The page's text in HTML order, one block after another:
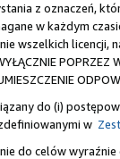
z oznaczeń,
w każdym
wszelkich licencji,
POPRZEZ
do (i)
w
do celów